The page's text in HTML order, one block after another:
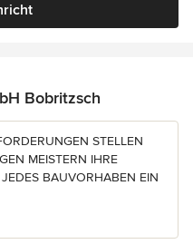
Bobritzsch
STELLEN
MEISTERN IHRE
BAUVORHABEN EIN